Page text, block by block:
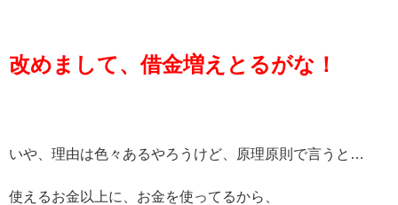
改めまして、借金増えとるがな！
いや、理由は色々あるやろうけど、原理原則で言うと…
使えるお金以上に、お金を使ってるから、